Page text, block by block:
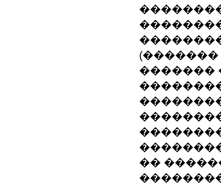
�������
��